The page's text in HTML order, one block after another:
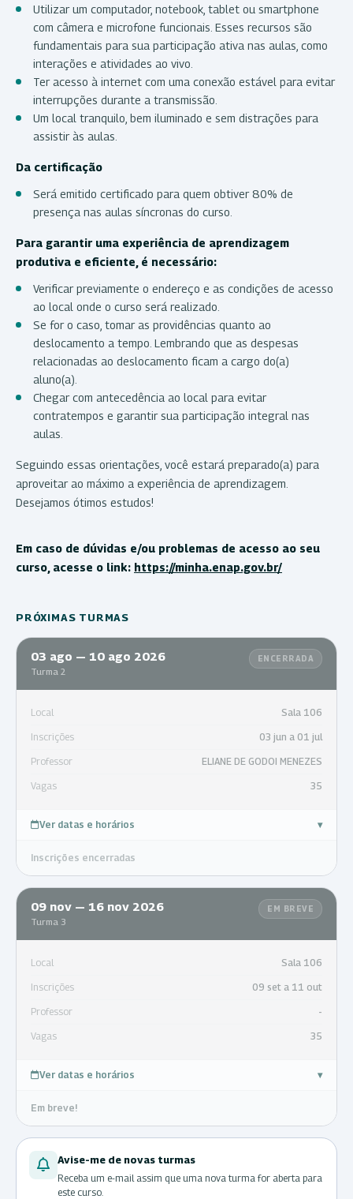
Utilizar um computador, notebook, tablet ou smartphone
com câmera e microfone funcionais. Esses recursos são
fundamentais para sua participação ativa nas aulas, como
interações e atividades ao vivo.
Ter acesso à internet com uma conexão estável para evitar
interrupções durante a transmissão.
Um local tranquilo, bem iluminado e sem distrações para
assistir às aulas.
Da certificação
Será emitido certificado para quem obtiver 80% de
presença nas aulas síncronas do curso.
Para garantir uma experiência de aprendizagem
produtiva e eficiente, é necessário:
Verificar previamente o endereço e as condições de acesso
ao local onde o curso será realizado.
Se for o caso, tomar as providências quanto ao
deslocamento a tempo. Lembrando que as despesas
relacionadas ao deslocamento ficam a cargo do(a)
aluno(a).
Chegar com antecedência ao local para evitar
contratempos e garantir sua participação integral nas
aulas.
Seguindo essas orientações, você estará preparado(a) para
aproveitar ao máximo a experiência de aprendizagem.
Desejamos ótimos estudos!
Em caso de dúvidas e/ou problemas de acesso ao seu
curso, acesse o link: https://minha.enap.gov.br/
PRÓXIMAS TURMAS
03 ago — 10 ago 2026
Turma 2
ENCERRADA
Local Sala 106
Inscrições 03 jun a 01 jul
Professor ELIANE DE GODOI MENEZES
Vagas 35
Ver datas e horários ▾
Inscrições encerradas
09 nov — 16 nov 2026
Turma 3
EM BREVE
Local Sala 106
Inscrições 09 set a 11 out
Professor -
Vagas 35
Ver datas e horários ▾
Em breve!
Avise-me de novas turmas
Receba um e-mail assim que uma nova turma for aberta para
este curso.